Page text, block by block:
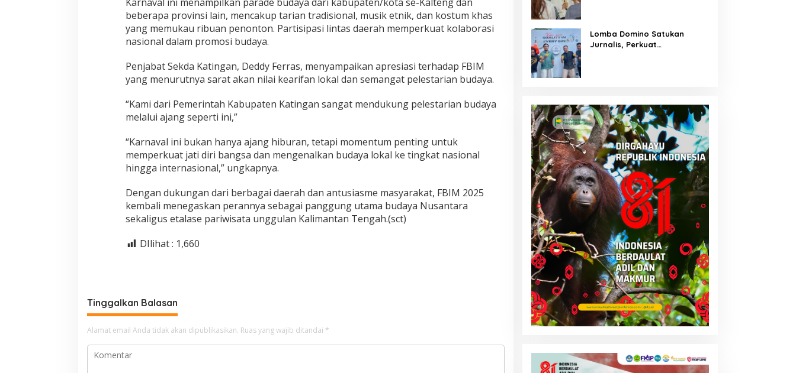
beberapa provinsi lain, mencakup tarian tradisional, musik etnik, dan kostum khas
yang memukau ribuan penonton. Partisipasi lintas daerah memperkuat kolaborasi
nasional dalam promosi budaya.
Penjabat Sekda Katingan, Deddy Ferras, menyampaikan apresiasi terhadap FBIM
yang menurutnya sarat akan nilai kearifan lokal dan semangat pelestarian budaya.
“Kami dari Pemerintah Kabupaten Katingan sangat mendukung pelestarian budaya
melalui ajang seperti ini,”
“Karnaval ini bukan hanya ajang hiburan, tetapi momentum penting untuk
memperkuat jati diri bangsa dan mengenalkan budaya lokal ke tingkat nasional
hingga internasional,” ungkapnya.
Dengan dukungan dari berbagai daerah dan antusiasme masyarakat, FBIM 2025
kembali menegaskan perannya sebagai panggung utama budaya Nusantara
sekaligus etalase pariwisata unggulan Kalimantan Tengah.(sct)
DIlihat : 1,660
Tinggalkan Balasan
Alamat email Anda tidak akan dipublikasikan. Ruas yang wajib ditandai *
Lomba Domino Satukan
Jurnalis, Perkuat